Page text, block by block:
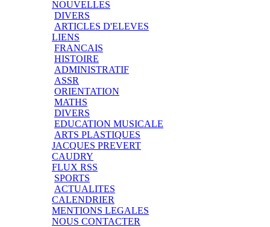
NOUVELLES
DIVERS
ARTICLES D'ELEVES
LIENS
FRANCAIS
HISTOIRE
ADMINISTRATIF
ASSR
ORIENTATION
MATHS
DIVERS
EDUCATION MUSICALE
ARTS PLASTIQUES
JACQUES PREVERT
CAUDRY
FLUX RSS
SPORTS
ACTUALITES
CALENDRIER
MENTIONS LEGALES
NOUS CONTACTER